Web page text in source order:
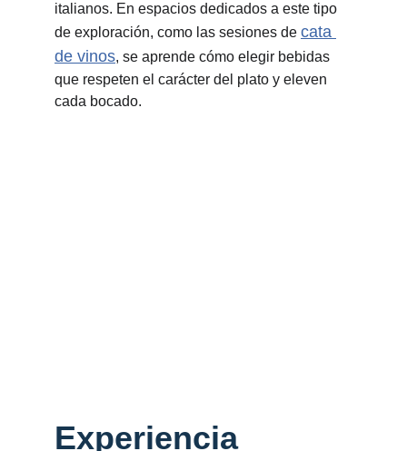
italianos. En espacios dedicados a este tipo
de exploración, como las sesiones de cata
de vinos, se aprende cómo elegir bebidas
que respeten el carácter del plato y eleven
cada bocado.
Experiencia